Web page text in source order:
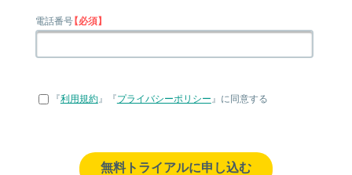
電話番号【必須】
『利用規約』『プライバシーポリシー 』に同意する
無料トライアルに申し込む